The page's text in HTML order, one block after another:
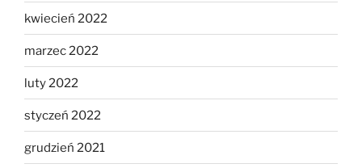
kwiecień 2022
marzec 2022
luty 2022
styczeń 2022
grudzień 2021